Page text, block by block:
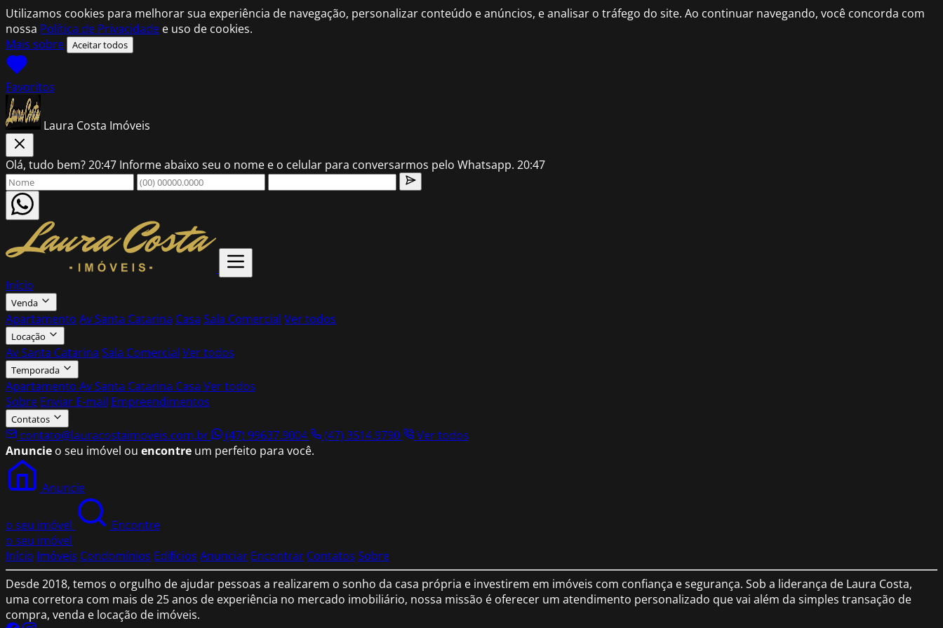
Utilizamos cookies para melhorar sua experiência de navegação, personalizar conteúdo e anúncios, e analisar o tráfego do site. Ao continuar navegando, você concorda com
nossa Política de Privacidade e uso de cookies.
Mais sobre
Aceitar todos
Favoritos
Laura Costa Imóveis
Olá, tudo bem?20:47 Informe abaixo seu o nome e o celular para conversarmos pelo Whatsapp. 20:47
Início
Venda
Apartamento Av Santa Catarina Casa Sala Comercial Ver todos
Locação
Av Santa Catarina Sala Comercial Ver todos
Temporada
Apartamento Av Santa Catarina Casa Ver todos
Sobre Enviar E-mail Empreendimentos
Contatos
contato@lauracostaimoveis.com.br (47) 99637.9004 (47) 3514.9790
Ver todos
Anuncie o seu imóvel ou encontre um perfeito para você.
Anuncie
o seu imóvel
Encontre
o seu imóvel
Início Imóveis Condomínios Edifícios Anunciar Encontrar Contatos Sobre
Desde 2018, temos o orgulho de ajudar pessoas a realizarem o sonho da casa própria e investirem em imóveis com confiança e segurança. Sob a liderança de Laura Costa,
uma corretora com mais de 25 anos de experiência no mercado imobiliário, nossa missão é oferecer um atendimento personalizado que vai além da simples transação de
compra, venda e locação de imóveis.